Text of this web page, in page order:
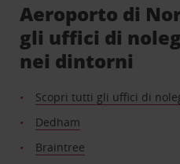
Aeroporto di
gli uffici di
nei dintorni
Scopri tutti gli uffici di
Dedham
Braintree